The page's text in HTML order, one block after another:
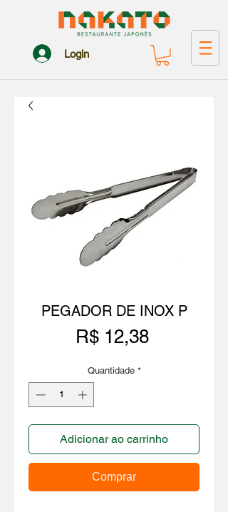
Login
PEGADOR DE INOX P
R$ 12,38Preço
Quantidade *
Adicionar ao carrinho
Comprar